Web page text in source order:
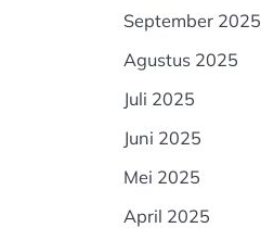
September 2025
Agustus 2025
Juli 2025
Juni 2025
Mei 2025
April 2025